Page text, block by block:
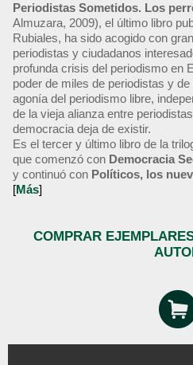
Periodistas Sometidos. Los
Almuzara, 2009), el último libro
Rubiales, ha sido acogido con
periodistas y ciudadanos
profunda crisis del periodismo en
poder de miles de periodistas y
agonía del periodismo libre,
de la vieja alianza entre
democracia deja de existir.
Es el tercer y último libro de la
que comenzó con Democracia
y continuó con Políticos, los
[Más]
COMPRAR